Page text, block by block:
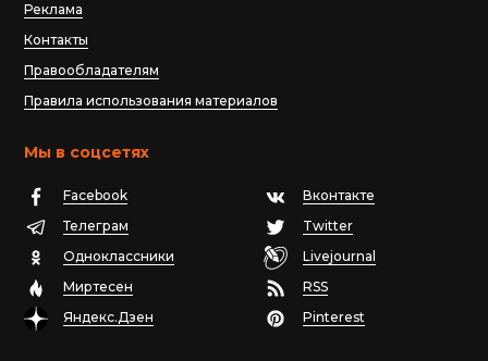
Реклама
Контакты
Правообладателям
Правила использования материалов
Мы в соцсетях
Facebook
Вконтакте
Телеграм
Twitter
Одноклассники
Livejournal
Миртесен
RSS
Яндекс.Дзен
Pinterest